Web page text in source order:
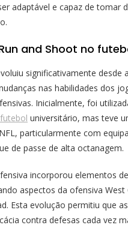
adaptável e capaz de tomar
and Shoot no
significativamente desde
nas habilidades dos
Inicialmente, foi
universitário, mas teve
particularmente com
de passe de alta octanagem.
incorporou elementos
aspectos da ofensiva West
Esta evolução permitiu que
contra defesas cada vez